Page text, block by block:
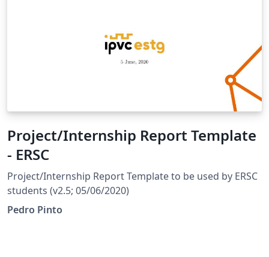
Project/Internship Report Template
- ERSC
Project/Internship Report Template to be used by ERSC
students (v2.5; 05/06/2020)
Pedro Pinto